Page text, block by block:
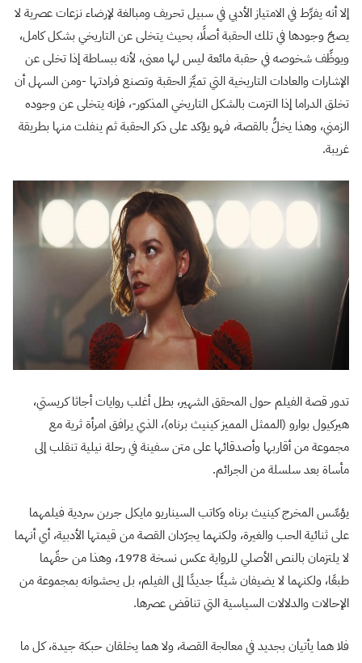
إلا أنه يفرِّط في الامتياز الأدبي في سبيل تحريف ومبالغة لإرضاء نزعات عصرية لا
يصحّ وجودها في تلك الحقبة أصلًا، بحيث يتخلى عن التاريخي بشكل كامل،
ويوظِّف شخوصه في حقبة مائعة ليس لها معنى، لأنه ببساطة إذا تخلى عن
الإشارات والعادات التاريخية التي تميِّز الحقبة وتصنع فرادتها -ومن السهل أن
تخلق الدراما إذا التزمت بالشكل التاريخي المذكور-، فإنه يتخلى عن وجوده
الزمني، وهذا يخلُّ بالقصة، فهو يؤكد على ذكر الحقبة ثم ينفلت منها بطريقة
غريبة.
تدور قصة الفيلم حول المحقق الشهير، بطل أغلب روايات أجاثا كريستي،
هيركيول بوارو (الممثل المميز كينيث برناه)، الذي يرافق امرأة ثرية مع
مجموعة من أقاربها وأصدقائها على متن سفينة في رحلة نيلية تنقلب إلى
مأساة بعد سلسلة من الجرائم.
يؤسِّس المخرج كينيث برناه وكاتب السيناريو مايكل جرين سردية فيلمهما
على ثنائية الحب والغيرة، ولكنهما يجرّدان القصة من قيمتها الأدبية، أي أنهما
لا يلتزمان بالنص الأصلي للرواية عكس نسخة 1978، وهذا من حقّهما
طبعًا، ولكنهما لا يضيفان شيئًا جديدًا إلى الفيلم، بل يحشوانه بمجموعة من
الإحالات والدلالات السياسية التي تناقض عصرها.
فلا هما يأتيان بجديد في معالجة القصة، ولا هما يخلقان حبكة جيدة، كل ما